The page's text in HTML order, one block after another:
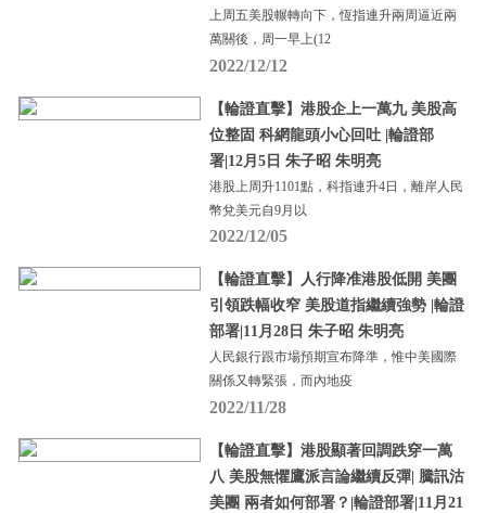
上周五美股輾轉向下，恆指連升兩周逼近兩
萬關後，周一早上(12
2022/12/12
【輪證直擊】港股企上一萬九 美股高
位整固 科網龍頭小心回吐 |輪證部
署|12月5日 朱子昭 朱明亮
港股上周升1101點，科指連升4日，離岸人民
幣兌美元自9月以
2022/12/05
【輪證直擊】人行降准港股低開 美團
引領跌幅收窄 美股道指繼續強勢 |輪證
部署|11月28日 朱子昭 朱明亮
人民銀行跟市場預期宣布降準，惟中美國際
關係又轉緊張，而內地疫
2022/11/28
【輪證直擊】港股顯著回調跌穿一萬
八 美股無懼鷹派言論繼續反彈| 騰訊沽
美團 兩者如何部署？|輪證部署|11月21